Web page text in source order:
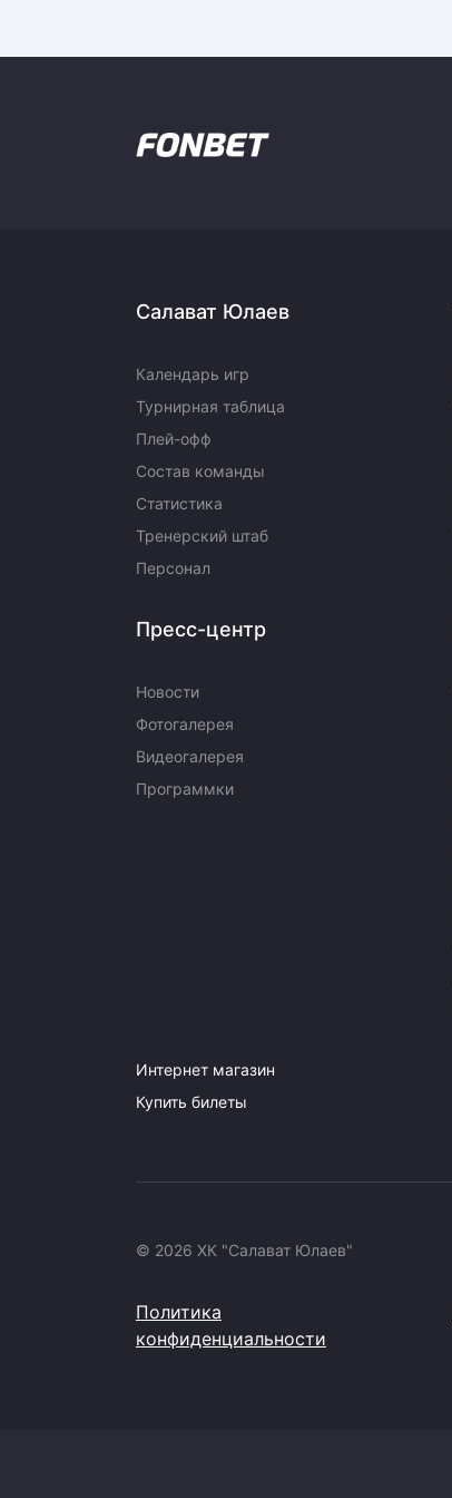
Салават Юлаев
Календарь игр
Турнирная таблица
Плей-офф
Состав команды
Статистика
Тренерский штаб
Персонал
Пресс-центр
Новости
Фотогалерея
Видеогалерея
Программки
Интернет магазин
Купить билеты
© 2026 ХК "Салават Юлаев"
Политика
конфиденциальности